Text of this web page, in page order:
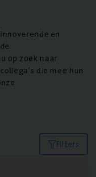
en
op zoek naar
die mee hun
Filters